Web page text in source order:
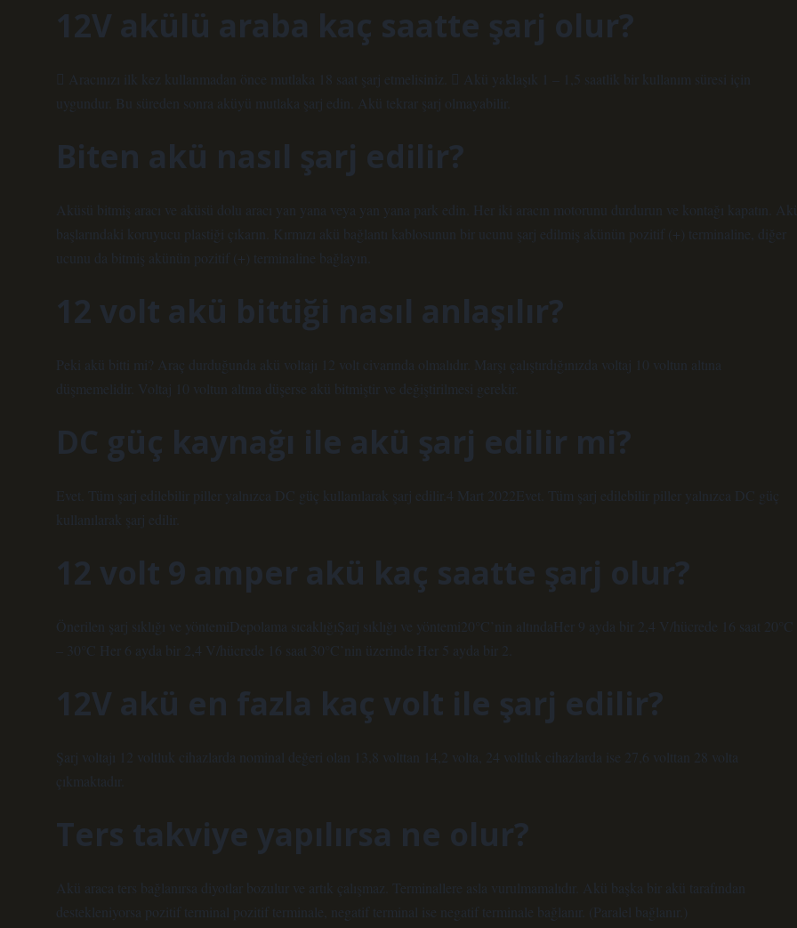
12V akülü araba kaç saatte şarj olur?
 Aracınızı ilk kez kullanmadan önce mutlaka 18 saat şarj etmelisiniz.  Akü yaklaşık 1 – 1,5 saatlik bir kullanım süresi için
uygundur. Bu süreden sonra aküyü mutlaka şarj edin. Akü tekrar şarj olmayabilir.
Biten akü nasıl şarj edilir?
Aküsü bitmiş aracı ve aküsü dolu aracı yan yana veya yan yana park edin. Her iki aracın motorunu durdurun ve kontağı kapatın.
başlarındaki koruyucu plastiği çıkarın. Kırmızı akü bağlantı kablosunun bir ucunu şarj edilmiş akünün pozitif (+) terminaline, diğer
ucunu da bitmiş akünün pozitif (+) terminaline bağlayın.
12 volt akü bittiği nasıl anlaşılır?
Peki akü bitti mi? Araç durduğunda akü voltajı 12 volt civarında olmalıdır. Marşı çalıştırdığınızda voltaj 10 voltun altına
düşmemelidir. Voltaj 10 voltun altına düşerse akü bitmiştir ve değiştirilmesi gerekir.
DC güç kaynağı ile akü şarj edilir mi?
Evet. Tüm şarj edilebilir piller yalnızca DC güç kullanılarak şarj edilir.4 Mart 2022Evet. Tüm şarj edilebilir piller yalnızca DC güç
kullanılarak şarj edilir.
12 volt 9 amper akü kaç saatte şarj olur?
Önerilen şarj sıklığı ve yöntemiDepolama sıcaklığıŞarj sıklığı ve yöntemi20°C’nin altındaHer 9 ayda bir 2,4 V/hücrede 16 saat 20°C
– 30°C Her 6 ayda bir 2,4 V/hücrede 16 saat 30°C’nin üzerinde Her 5 ayda bir 2.
12V akü en fazla kaç volt ile şarj edilir?
Şarj voltajı 12 voltluk cihazlarda nominal değeri olan 13,8 volttan 14,2 volta, 24 voltluk cihazlarda ise 27,6 volttan 28 volta
çıkmaktadır.
Ters takviye yapılırsa ne olur?
Akü araca ters bağlanırsa diyotlar bozulur ve artık çalışmaz. Terminallere asla vurulmamalıdır. Akü başka bir akü tarafından
destekleniyorsa pozitif terminal pozitif terminale, negatif terminal ise negatif terminale bağlanır. (Paralel bağlanır.)